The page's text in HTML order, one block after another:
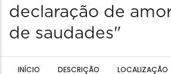
declaração de
de saudades"
INÍCIO DESCRIÇÃO LOCALIZAÇÃO